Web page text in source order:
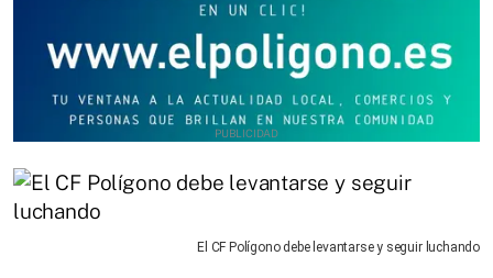
El CF Polígono debe levantarse y seguir luchando